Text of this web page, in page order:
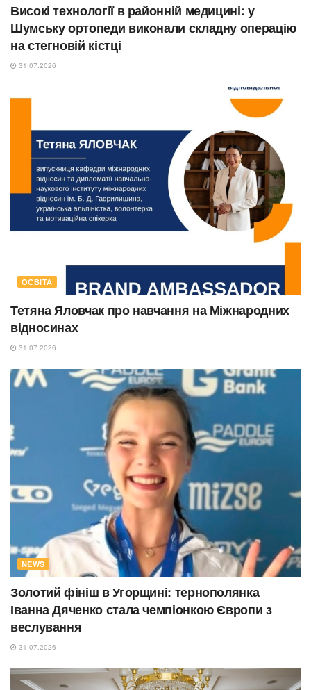
Високі технології в районній медицині: у
Шумську ортопеди виконали складну операцію
на стегновій кістці
31.07.2026
ОСВІТА
Тетяна Яловчак про навчання на Міжнародних
відносинах
31.07.2026
NEWS
Золотий фініш в Угорщині: тернополянка
Іванна Дяченко стала чемпіонкою Європи з
веслування
31.07.2026